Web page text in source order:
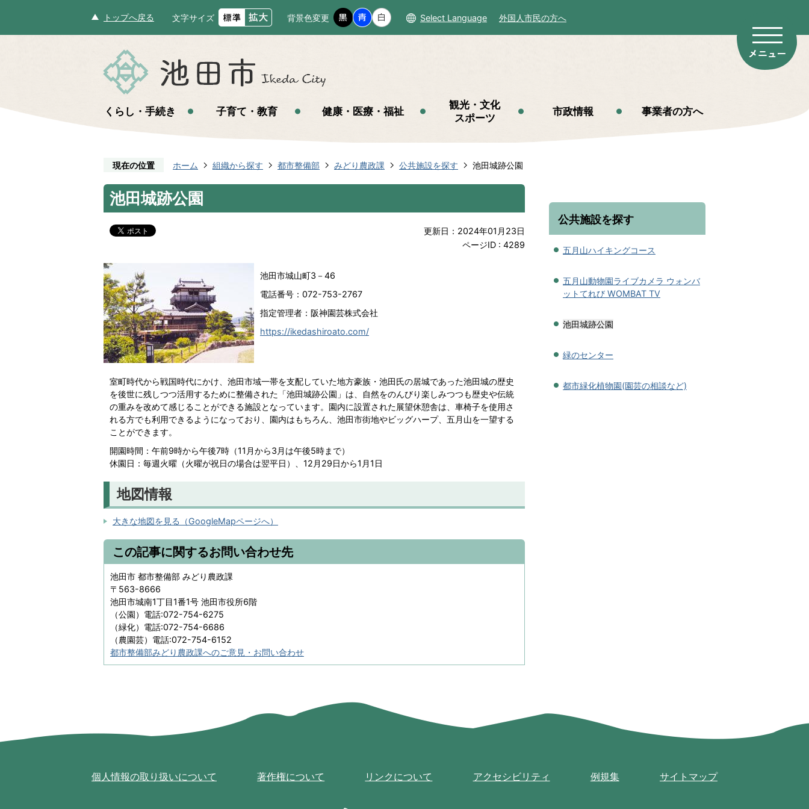
トップへ戻る 文字サイズ 背景色変更 Select Language 外国人市民の方へ
くらし・手続き 子育て・教育 健康・医療・福祉
観光・文化
スポーツ
市政情報 事業者の方へ
現在の位置 ホーム 組織から探す 都市整備部 みどり農政課 公共施設を探す 池田城跡公園
池田城跡公園
更新日：2024年01月23日
ページID : 4289
池田市城山町3－46
電話番号：072-753-2767
指定管理者：阪神園芸株式会社
https://ikedashiroato.com/
室町時代から戦国時代にかけ、池田市域一帯を支配していた地方豪族・池田氏の居城であった池田城の歴史
を後世に残しつつ活用するために整備された「池田城跡公園」は、自然をのんびり楽しみつつも歴史や伝統
の重みを改めて感じることができる施設となっています。園内に設置された展望休憩舎は、車椅子を使用さ
れる方でも利用できるようになっており、園内はもちろん、池田市街地やビッグハープ、五月山を一望する
ことができます。
開園時間：午前9時から午後7時（11月から3月は午後5時まで）
休園日：毎週火曜（火曜が祝日の場合は翌平日）、12月29日から1月1日
地図情報
大きな地図を見る（GoogleMapページへ）
この記事に関するお問い合わせ先
池田市 都市整備部 みどり農政課
〒563-8666
池田市城南1丁目1番1号 池田市役所6階
（公園）電話:072-754-6275
（緑化）電話:072-754-6686
（農園芸）電話:072-754-6152
都市整備部みどり農政課へのご意見・お問い合わせ
公共施設を探す
五月山ハイキングコース
五月山動物園ライブカメラ ウォンバ
ットてれび WOMBAT TV
池田城跡公園
緑のセンター
都市緑化植物園(園芸の相談など)
個人情報の取り扱いについて 著作権について リンクについて アクセシビリティ 例規集 サイトマップ